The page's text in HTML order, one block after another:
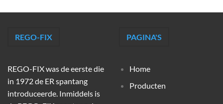
REGO-FIX
REGO-FIX was de eerste die
in 1972 de ER spantang
introduceerde. Inmiddels is
PAGINA'S
Home
Producten